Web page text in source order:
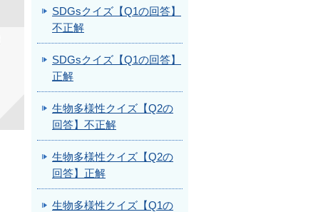
SDGsクイズ【Q1の回答】
不正解
SDGsクイズ【Q1の回答】
正解
生物多様性クイズ【Q2の
回答】不正解
生物多様性クイズ【Q2の
回答】正解
生物多様性クイズ【Q1の